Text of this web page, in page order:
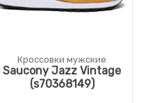
Кроссовки мужские
Saucony Jazz Vintage
(s70368149)